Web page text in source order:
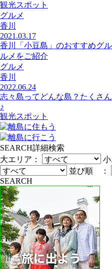
観光スポット
グルメ
香川
2021.03.17
香川「小豆島」のおすすめグ
ルメをご紹介
グルメ
香川
2022.06.24
志々島ってどんな島？たくさ
♪
観光スポット
SEARCH詳細検索
大エリア：
小
並び順 ：
SEARCH